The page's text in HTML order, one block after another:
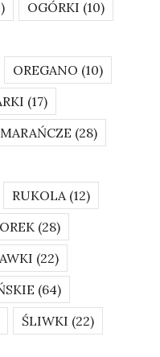
OGÓRKI (10)
OREGANO (10)
(17)
(28)
RUKOLA(12)
(28)
(22)
(64)
ŚLIWKI (22)